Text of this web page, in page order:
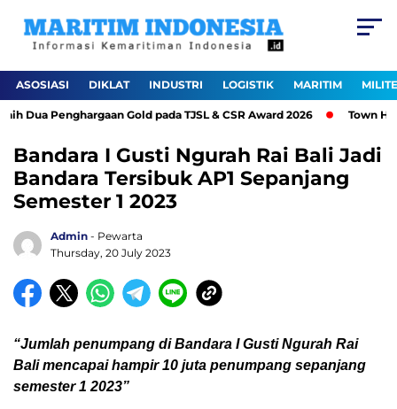
ASOSIASI DIKLAT INDUSTRI LOGISTIK MARITIM
Dua Penghargaan Gold pada TJSL & CSR Award 2026 Town
Bandara I Gusti Ngurah Rai Bali Jadi
Bandara Tersibuk AP1 Sepanjang
Semester 1 2023
Admin - Pewarta
Thursday, 20 July 2023
“Jumlah penumpang di Bandara I Gusti Ngurah Rai
Bali mencapai hampir 10 juta penumpang sepanjang
semester 1 2023”